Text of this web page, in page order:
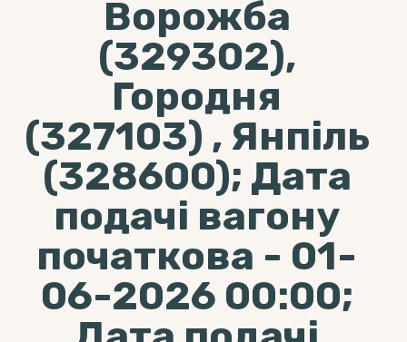
Ворожба
(329302),
Городня
(327103) , Янпіль
(328600); Дата
подачі вагону
початкова - 01-
06-2026 00:00;